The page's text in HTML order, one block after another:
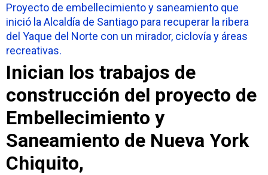
Proyecto de embellecimiento y saneamiento que
inició la Alcaldía de Santiago para recuperar la ribera
del Yaque del Norte con un mirador, ciclovía y áreas
recreativas.
Inician los trabajos de
construcción del proyecto de
Embellecimiento y
Saneamiento de Nueva York
Chiquito,